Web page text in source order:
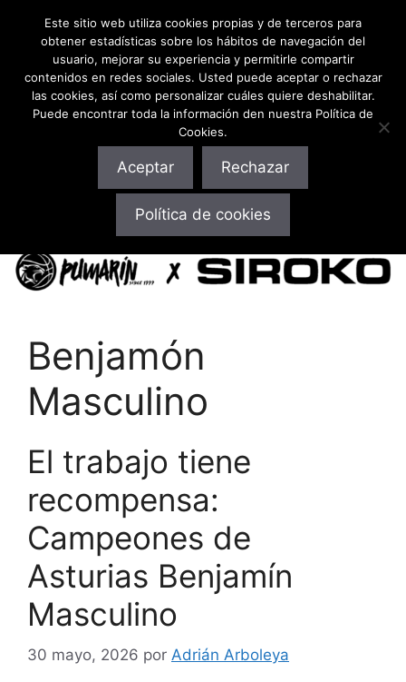
10% Descuento ¡en toda la web! Pulsa aquí o usa el
código: cbpumarin
Benjamón
Masculino
El trabajo tiene
recompensa:
Campeones de
Asturias Benjamín
Masculino
30 mayo, 2026 por Adrián Arboleya
Este sitio web utiliza cookies propias y de terceros para
obtener estadísticas sobre los hábitos de navegación del
usuario, mejorar su experiencia y permitirle compartir
contenidos en redes sociales. Usted puede aceptar o rechazar
las cookies, así como personalizar cuáles quiere deshabilitar.
Puede encontrar toda la información den nuestra Política de
Cookies.
Aceptar Rechazar
Política de cookies